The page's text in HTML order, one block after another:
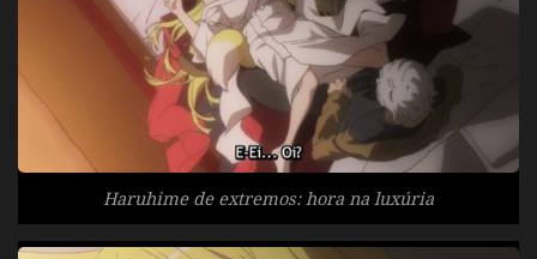
Haruhime de extremos: hora na luxúria